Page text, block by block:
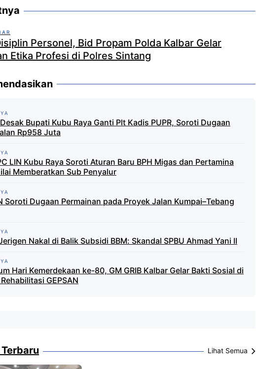
Personel, Bid Propam Polda Kalbar Gelar
Etika Profesi di Polres Sintang
Bupati Kubu Raya Ganti Plt Kadis PUPR, Soroti Dugaan
Rp958 Juta
LIN Kubu Raya Soroti Aturan Baru BPH Migas dan Pertamina
Memberatkan Sub Penyalur
Soroti Dugaan Permainan pada Proyek Jalan Kumpai–Tebang
Nakal di Balik Subsidi BBM: Skandal SPBU Ahmad Yani II
Hari Kemerdekaan ke-80, GM GRIB Kalbar Gelar Bakti Sosial di
GEPSAN
Lihat Semua